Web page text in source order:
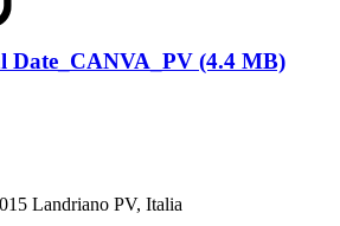
(4.4 MB)
Landriano PV, Italia